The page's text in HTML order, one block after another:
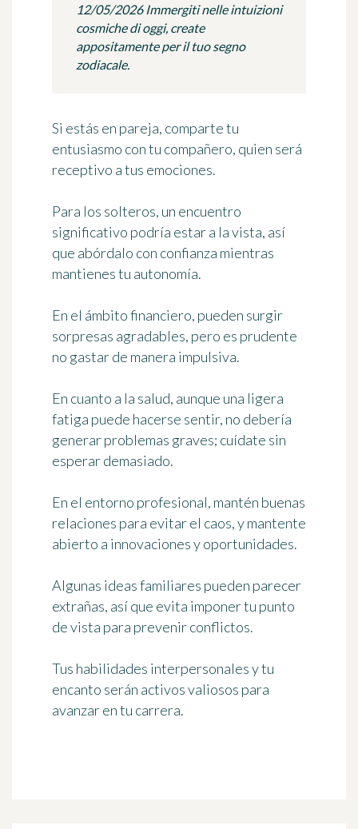
12/05/2026 Immergiti nelle intuizioni
cosmiche di oggi, create
appositamente per il tuo segno
zodiacale.
Si estás en pareja, comparte tu
entusiasmo con tu compañero, quien será
receptivo a tus emociones.
Para los solteros, un encuentro
significativo podría estar a la vista, así
que abórdalo con confianza mientras
mantienes tu autonomía.
En el ámbito financiero, pueden surgir
sorpresas agradables, pero es prudente
no gastar de manera impulsiva.
En cuanto a la salud, aunque una ligera
fatiga puede hacerse sentir, no debería
generar problemas graves; cuídate sin
esperar demasiado.
En el entorno profesional, mantén buenas
relaciones para evitar el caos, y mantente
abierto a innovaciones y oportunidades.
Algunas ideas familiares pueden parecer
extrañas, así que evita imponer tu punto
de vista para prevenir conflictos.
Tus habilidades interpersonales y tu
encanto serán activos valiosos para
avanzar en tu carrera.